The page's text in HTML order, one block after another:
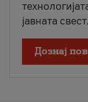
јавната
Дознај